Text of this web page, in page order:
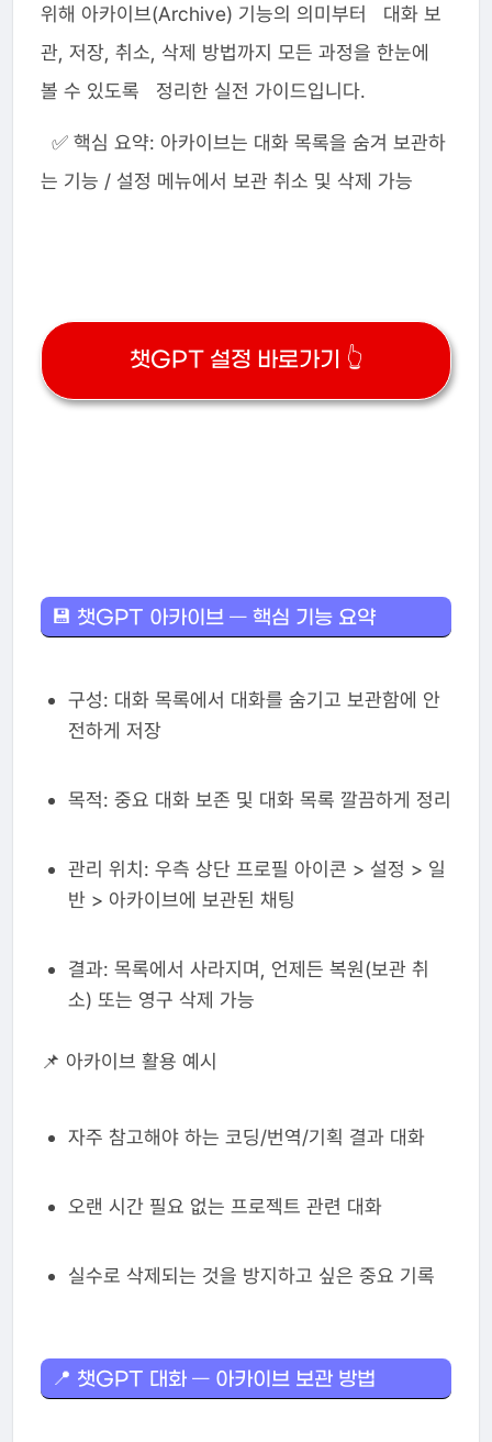
위해 아카이브(Archive) 기능의 의미부터 대화 보
관, 저장, 취소, 삭제 방법까지 모든 과정을 한눈에
볼 수 있도록 정리한 실전 가이드입니다.
✅ 핵심 요약: 아카이브는 대화 목록을 숨겨 보관하
는 기능 / 설정 메뉴에서 보관 취소 및 삭제 가능
챗GPT 설정 바로가기 👆
💾 챗GPT 아카이브 — 핵심 기능 요약
구성: 대화 목록에서 대화를 숨기고 보관함에 안
전하게 저장
목적: 중요 대화 보존 및 대화 목록 깔끔하게 정리
관리 위치: 우측 상단 프로필 아이콘 > 설정 > 일
반 > 아카이브에 보관된 채팅
결과: 목록에서 사라지며, 언제든 복원(보관 취
소) 또는 영구 삭제 가능
📌 아카이브 활용 예시
자주 참고해야 하는 코딩/번역/기획 결과 대화
오랜 시간 필요 없는 프로젝트 관련 대화
실수로 삭제되는 것을 방지하고 싶은 중요 기록
📍 챗GPT 대화 — 아카이브 보관 방법